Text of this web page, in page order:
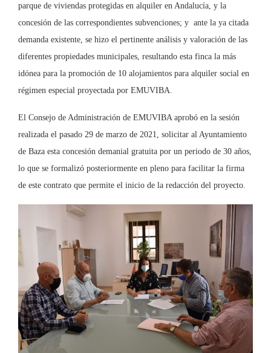
parque de viviendas protegidas en alquiler en Andalucía, y la
concesión de las correspondientes subvenciones; y ante la ya citada
demanda existente, se hizo el pertinente análisis y valoración de las
diferentes propiedades municipales, resultando esta finca la más
idónea para la promoción de 10 alojamientos para alquiler social en
régimen especial proyectada por EMUVIBA.
El Consejo de Administración de EMUVIBA aprobó en la sesión
realizada el pasado 29 de marzo de 2021, solicitar al Ayuntamiento
de Baza esta concesión demanial gratuita por un periodo de 30 años,
lo que se formalizó posteriormente en pleno para facilitar la firma
de este contrato que permite el inicio de la redacción del proyecto.